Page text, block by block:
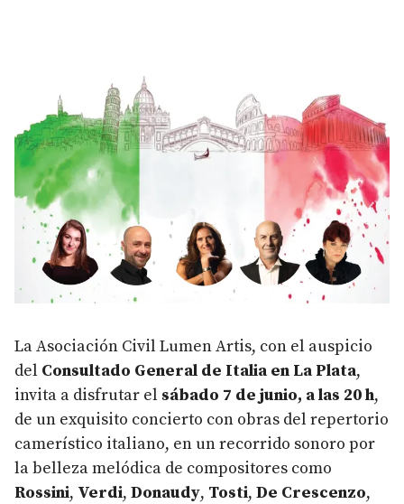
La Asociación Civil Lumen Artis, con el auspicio
del Consultado General de Italia en La Plata,
invita a disfrutar el sábado 7 de junio, a las 20 h,
de un exquisito concierto con obras del repertorio
camerístico italiano, en un recorrido sonoro por
la belleza melódica de compositores como
Rossini, Verdi, Donaudy, Tosti, De Crescenzo,